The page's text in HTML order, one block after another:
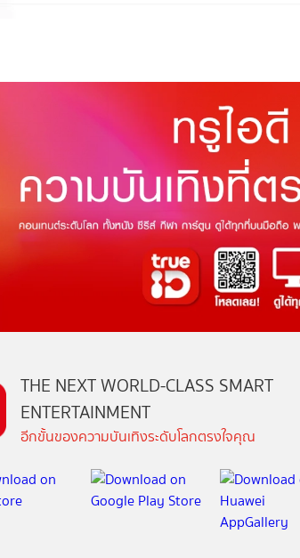
THE NEXT WORLD-CLASS SMART
ENTERTAINMENT
อีกขั้นของความบันเทิงระดับโลกตรงใจคุณ